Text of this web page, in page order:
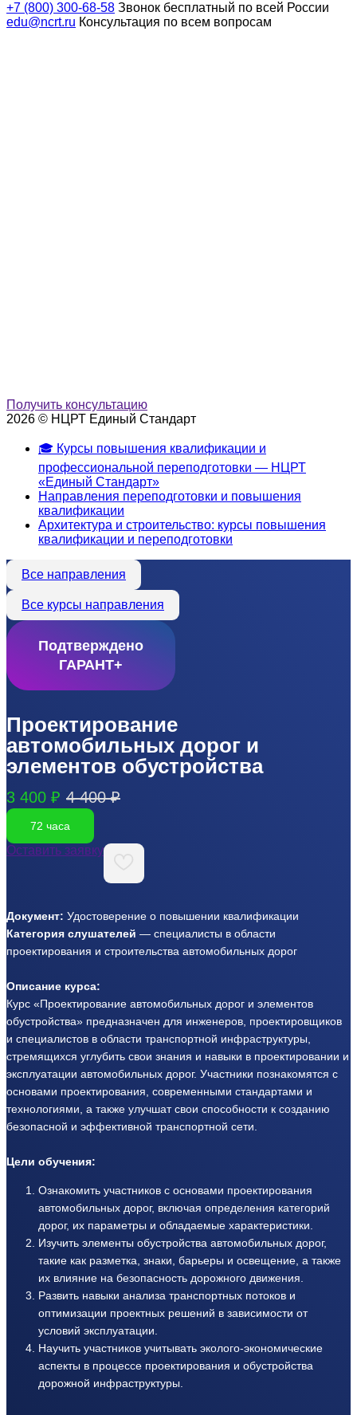
+7 (800) 300-68-58 Звонок бесплатный по всей России
edu@ncrt.ru Консультация по всем вопросам
Получить консультацию
2026 © НЦРТ Единый Стандарт
🎓 Курсы повышения квалификации и
профессиональной переподготовки — НЦРТ
«Единый Стандарт»
Направления переподготовки и повышения
квалификации
Архитектура и строительство: курсы повышения
квалификации и переподготовки
Все направления
Все курсы направления
Проектирование
автомобильных дорог и
элементов обустройства
3 400 ₽ 4 400 ₽
72 часа
Оставить заявку
Подтверждено
ГАРАНТ+
Документ: Удостоверение о повышении квалификации
Категория слушателей — специалисты в области
проектирования и строительства автомобильных дорог
Описание курса:
Курс «Проектирование автомобильных дорог и элементов
обустройства» предназначен для инженеров, проектировщиков
и специалистов в области транспортной инфраструктуры,
стремящихся углубить свои знания и навыки в проектировании и
эксплуатации автомобильных дорог. Участники познакомятся с
основами проектирования, современными стандартами и
технологиями, а также улучшат свои способности к созданию
безопасной и эффективной транспортной сети.
Цели обучения:
Ознакомить участников с основами проектирования
автомобильных дорог, включая определения категорий
дорог, их параметры и обладаемые характеристики.
Изучить элементы обустройства автомобильных дорог,
такие как разметка, знаки, барьеры и освещение, а также
их влияние на безопасность дорожного движения.
Развить навыки анализа транспортных потоков и
оптимизации проектных решений в зависимости от
условий эксплуатации.
Научить участников учитывать эколого-экономические
аспекты в процессе проектирования и обустройства
дорожной инфраструктуры.